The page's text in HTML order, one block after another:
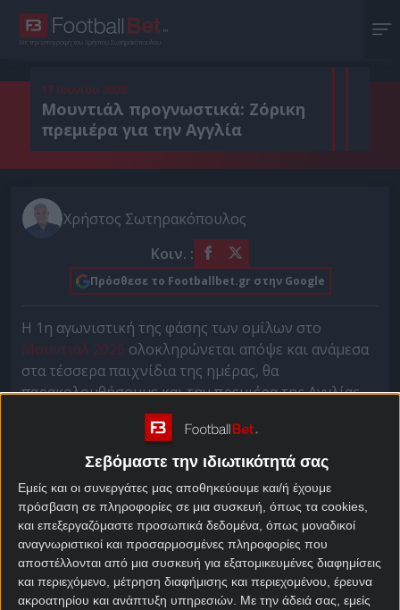
Σεβόμαστε την ιδιωτικότητά σας
Εμείς και οι συνεργάτες μας αποθηκεύουμε και/ή έχουμε
πρόσβαση σε πληροφορίες σε μια συσκευή, όπως τα cookies,
και επεξεργαζόμαστε προσωπικά δεδομένα, όπως μοναδικοί
αναγνωριστικοί και προσαρμοσμένες πληροφορίες που
αποστέλλονται από μια συσκευή για εξατομικευμένες διαφημίσεις
και περιεχόμενο, μέτρηση διαφήμισης και περιεχομένου, έρευνα
ακροατηρίου και ανάπτυξη υπηρεσιών. Με την άδειά σας, εμείς
Με την υπογραφή του Χρήστου Σωτηρακόπουλου
17 Ιουνίου 2026
Μουντιάλ προγνωστικά: Ζόρικη
πρεμιέρα για την Αγγλία
Χρήστος Σωτηρακόπουλος
Κοιν. :
Πρόσθεσε το Footballbet.gr στην Google
Η 1η αγωνιστική της φάσης των ομίλων στο
Μουντιάλ 2026 ολοκληρώνεται απόψε και ανάμεσα
στα τέσσερα παιχνίδια της ημέρας, θα
παρακολουθήσουμε και την πρεμιέρα της Αγγλίας.
Τα «Τρία Λιοντάρια» ξεκινούν την πορεία τους στο
συμβαίνει σχεδόν πάντα σε αυτές τις περιπτώσεις,
το βάρος των προσδοκιών είναι τεράστιο. Οι Άγγλοι
διαθέτουν ποιότητα, βάθος στο ρόστερ και
ποδοσφαιριστές που αγωνίζονται στο κορυφαίο
επίπεδο, όμως εξακολουθώ να έχω τις ίδιες
επιφυλάξεις που εκφράζω εδώ και μήνες για το κατά
πόσο μπορούν να φτάσουν μέχρι το τέλος της